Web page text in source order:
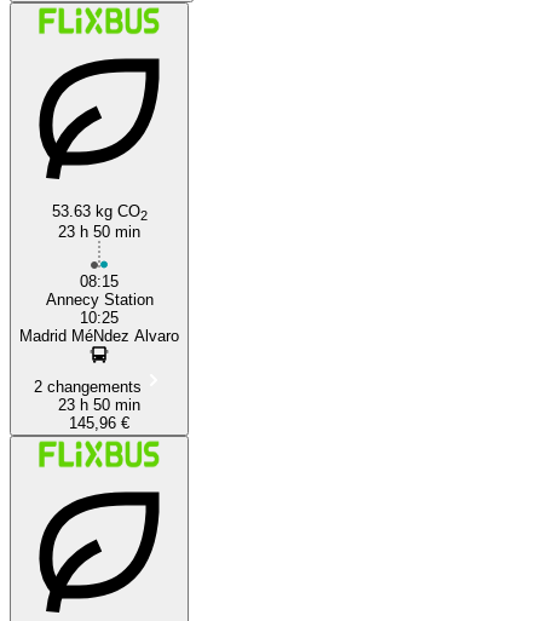
53.63 kg CO2
23 h 50 min
08:15
Annecy Station
10:25
Madrid MéNdez Alvaro
2 changements
23 h 50 min
145,96 €